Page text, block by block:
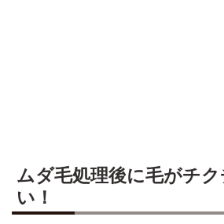
ムダ毛処理後に毛がチ
い！